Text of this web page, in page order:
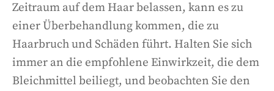
Zeitraum auf dem Haar belassen, kann es zu
einer Überbehandlung kommen, die zu
Haarbruch und Schäden führt. Halten Sie sich
immer an die empfohlene Einwirkzeit, die dem
Bleichmittel beiliegt, und beobachten Sie den